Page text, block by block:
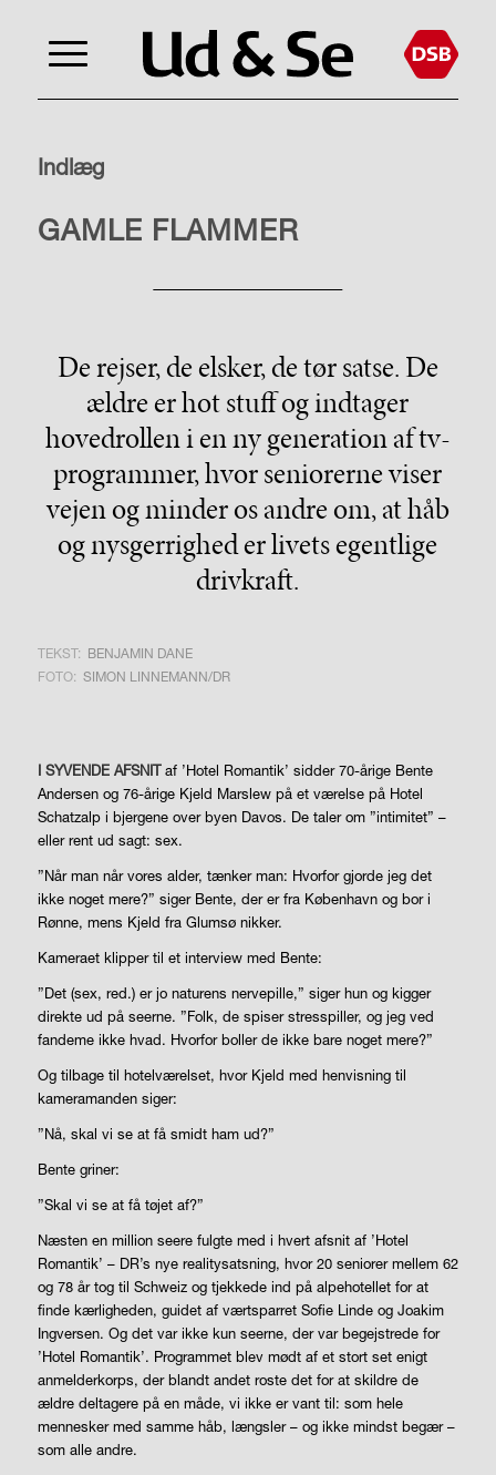
Indlæg
KULTUR
GAMLE FLAMMER
De rejser, de elsker, de tør satse. De
ældre erhot stuffog indtager
hovedrollen i en ny generation af tv-
programmer, hvor seniorerne viser
vejen og minder os andre om, at håb
og nysgerrighed er livets egentlige
drivkraft.
TEKST: BENJAMIN DANE
FOTO: SIMON LINNEMANN/DR
I SYVENDE AFSNITaf ’Hotel Romantik’ sidder 70-årige Bente
Andersen og 76-årige Kjeld Marslew på et værelse på Hotel
Schatzalp i bjergene over byen Davos. De taler om ”intimitet” –
eller rent ud sagt: sex.
”Når man når vores alder, tænker man: Hvorfor gjorde jeg det
ikke noget mere?” siger Bente, der er fra København og bor i
Rønne, mens Kjeld fra Glumsø nikker.
Kameraet klipper til et interview med Bente:
”Det (sex, red.) er jo naturens nervepille,” siger hun og kigger
direkte ud på seerne. ”Folk, de spiser stresspiller, og jeg ved
fandeme ikke hvad. Hvorfor boller de ikke bare noget mere?”
Og tilbage til hotelværelset, hvor Kjeld med henvisning til
kameramanden siger:
”Nå, skal vi se at få smidt ham ud?”
Bente griner:
”Skal vi se at få tøjet af?”
Næsten en million seere fulgte med i hvert afsnit af ’Hotel
Romantik’ – DR’s nye realitysatsning, hvor 20 seniorer mellem 62
og 78 år tog til Schweiz og tjekkede ind på alpehotellet for at
finde kærligheden, guidet af værtsparret Sofie Linde og Joakim
Ingversen. Og det var ikke kun seerne, der var begejstrede for
’Hotel Romantik’. Programmet blev mødt af et stort set enigt
anmelderkorps, der blandt andet roste det for at skildre de
ældre deltagere på en måde, vi ikke er vant til: som hele
mennesker med samme håb, længsler – og ikke mindst begær –
som alle andre.